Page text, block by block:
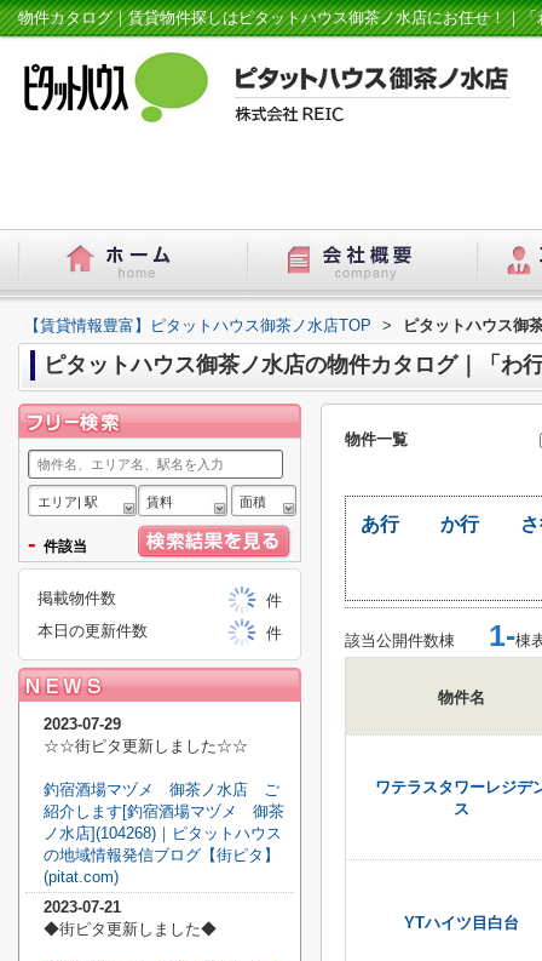
物件カタログ｜賃貸物件探しはピタットハウス御茶ノ水店にお任せ！｜
【賃貸情報豊富】ピタットハウス御茶ノ水店TOP > ピタットハウス御
ピタットハウス御茶ノ水店の物件カタログ｜「わ
物件一覧
あ行 か行
該当公開件数棟 1-棟
物件名
ワテラスタワーレジデ
ス
YTハイツ目白台
エリア| 駅 賃料 面積
- 件該当
掲載物件数
件
本日の更新件数
件
2023-07-29
☆☆街ピタ更新しました☆☆
釣宿酒場マヅメ 御茶ノ水店 ご
紹介します[釣宿酒場マヅメ 御茶
ノ水店](104268)｜ピタットハウス
の地域情報発信ブログ【街ピタ】
(pitat.com)
2023-07-21
◆街ピタ更新しました◆